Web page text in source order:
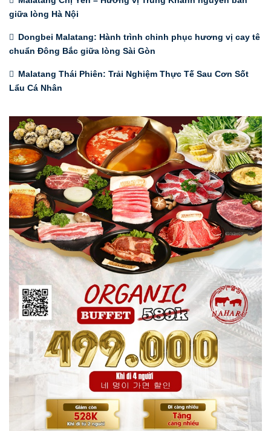
giữa lòng Hà Nội
Dongbei Malatang: Hành trình chinh phục hương vị cay tê
chuẩn Đông Bắc giữa lòng Sài Gòn
Malatang Thái Phiên: Trải Nghiệm Thực Tế Sau Cơn Sốt
Lẩu Cá Nhân